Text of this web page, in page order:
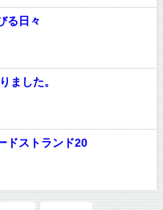
る日々
ました。
ドストランド20